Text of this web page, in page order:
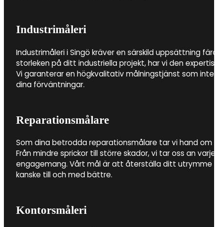
Industrimåleri
Industrimåleri i Singö kräver en särskild uppsättning
storleken på ditt industriella projekt, har vi den
Vi garanterar en högkvalitativ målningstjänst som
dina förväntningar.
Reparationsmålare
Som dina betrodda reparationsmålare tar vi hand om
Från mindre sprickor till större skador, vi tar oss an
engagemang. Vårt mål är att återställa ditt utrymme
kanske till och med bättre.
Kontorsmåleri